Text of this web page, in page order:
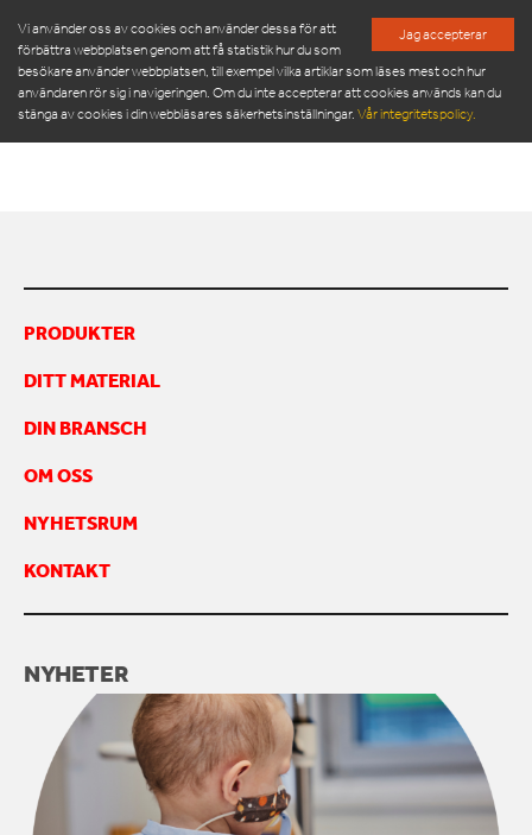
Jag accepterar
Vi använder oss av cookies och använder dessa för att
förbättra webbplatsen genom att få statistik hur du som
besökare använder webbplatsen, till exempel vilka artiklar som läses mest och hur
användaren rör sig i navigeringen. Om du inte accepterar att cookies används kan du
stänga av cookies i din webbläsares säkerhetsinställningar.Vår integritetspolicy.
MÖT VÅR LEDNINGSGRUPP
INSPIRATION
FRAMGÅNGSHISTORIER
ARBETA HOS OSS
KONTAKTA OSS
ATS-ORWAK CONTAINER
Container
PRODUKTER
DITT MATERIAL
DIN BRANSCH
OM OSS
NYHETSRUM
KONTAKT
NYHETER